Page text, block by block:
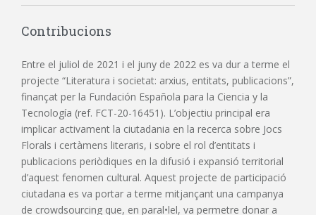
Contribucions
Entre el juliol de 2021 i el juny de 2022 es va dur a terme el
projecte “Literatura i societat: arxius, entitats, publicacions”,
finançat per la Fundación Española para la Ciencia y la
Tecnología (ref. FCT-20-16451). L’objectiu principal era
implicar activament la ciutadania en la recerca sobre Jocs
Florals i certàmens literaris, i sobre el rol d’entitats i
publicacions periòdiques en la difusió i expansió territorial
d’aquest fenomen cultural. Aquest projecte de participació
ciutadana es va portar a terme mitjançant una campanya
de crowdsourcing que, en paral•lel, va permetre donar a